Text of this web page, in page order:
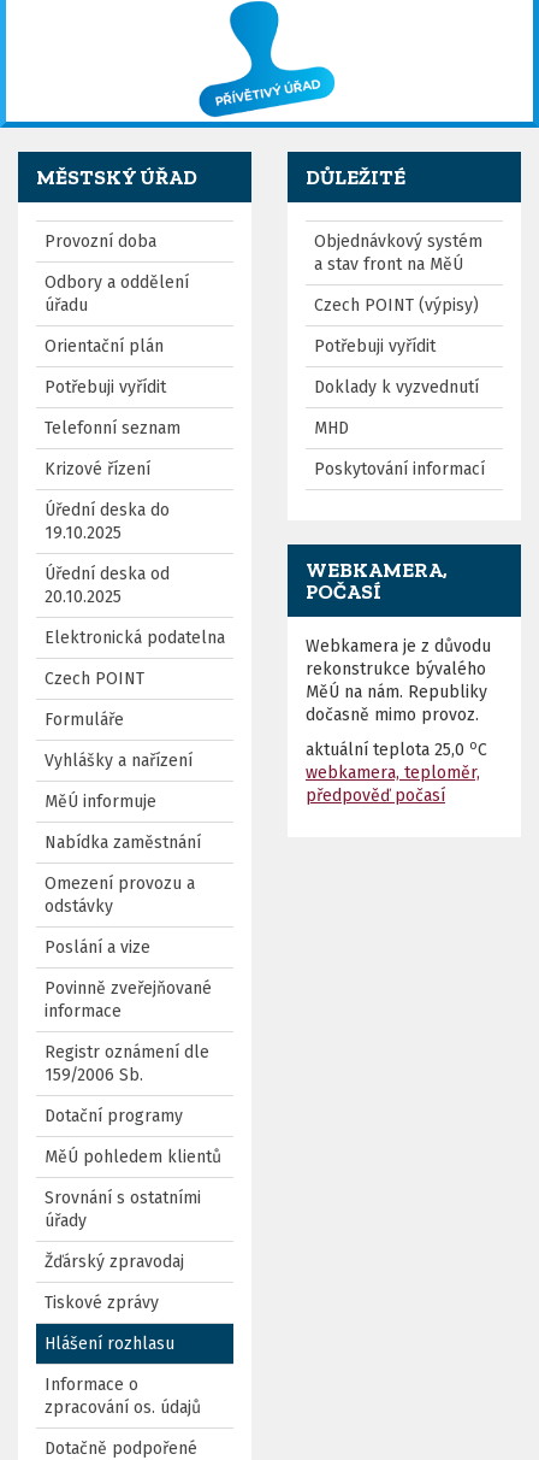
MĚSTSKÝ ÚŘAD
Provozní doba
Odbory a oddělení
úřadu
Orientační plán
Potřebuji vyřídit
Telefonní seznam
Krizové řízení
Úřední deska do
19.10.2025
Úřední deska od
20.10.2025
Elektronická podatelna
Czech POINT
Formuláře
Vyhlášky a nařízení
MěÚ informuje
Nabídka zaměstnání
Omezení provozu a
odstávky
Poslání a vize
Povinně zveřejňované
informace
Registr oznámení dle
159/2006 Sb.
Dotační programy
MěÚ pohledem klientů
Srovnání s ostatními
úřady
Žďárský zpravodaj
Tiskové zprávy
Hlášení rozhlasu
Informace o
zpracování os. údajů
Dotačně podpořené
DŮLEŽITÉ
Objednávkový systém
a stav front na MěÚ
Czech POINT (výpisy)
Potřebuji vyřídit
Doklady k vyzvednutí
MHD
Poskytování informací
WEBKAMERA,
POČASÍ
Webkamera je z důvodu
rekonstrukce bývalého
MěÚ na nám. Republiky
dočasně mimo provoz.
aktuální teplota 25,0 oC
webkamera, teploměr,
předpověď počasí